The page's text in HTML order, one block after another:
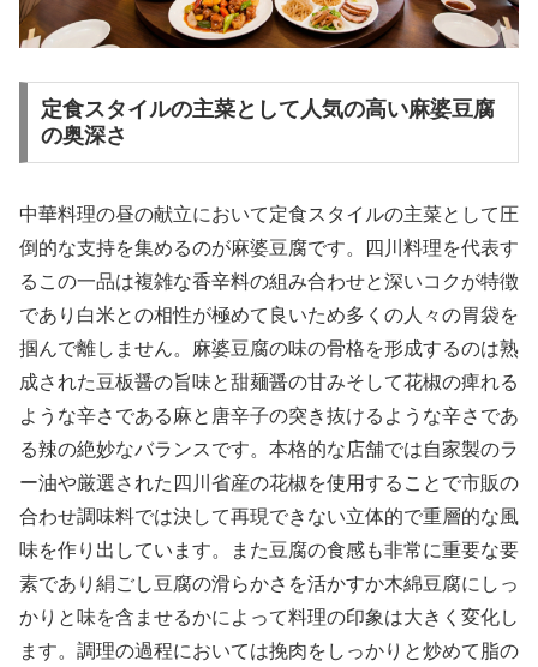
定食スタイルの主菜として人気の高い麻婆豆腐
の奥深さ
中華料理の昼の献立において定食スタイルの主菜として圧
倒的な支持を集めるのが麻婆豆腐です。四川料理を代表す
るこの一品は複雑な香辛料の組み合わせと深いコクが特徴
であり白米との相性が極めて良いため多くの人々の胃袋を
掴んで離しません。麻婆豆腐の味の骨格を形成するのは熟
成された豆板醤の旨味と甜麺醤の甘みそして花椒の痺れる
ような辛さである麻と唐辛子の突き抜けるような辛さであ
る辣の絶妙なバランスです。本格的な店舗では自家製のラ
ー油や厳選された四川省産の花椒を使用することで市販の
合わせ調味料では決して再現できない立体的で重層的な風
味を作り出しています。また豆腐の食感も非常に重要な要
素であり絹ごし豆腐の滑らかさを活かすか木綿豆腐にしっ
かりと味を含ませるかによって料理の印象は大きく変化し
ます。調理の過程においては挽肉をしっかりと炒めて脂の